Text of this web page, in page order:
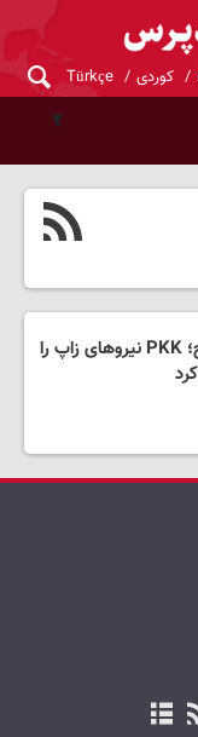
کوردی Türkçe
گام جدید در روند صلح؛ PKK نیروهای زاپ را